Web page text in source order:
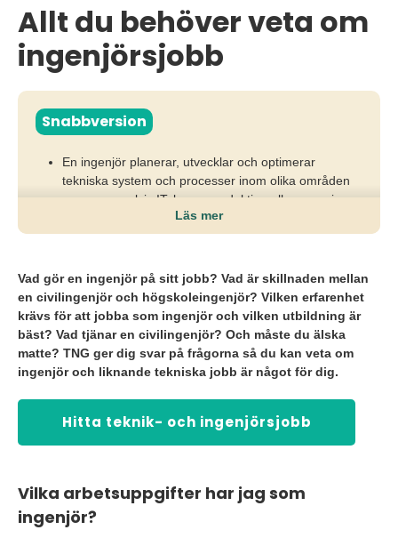
Allt du behöver veta om
ingenjörsjobb
Snabbversion
En ingenjör planerar, utvecklar och optimerar
tekniska system och processer inom olika områden
som exempelvis IT, bygg, produktion eller energi.
Rollen kräver problemlösning, analytiskt tänkande
Ingenjörer efterfrågas i många branscher, med
varierande specialiseringar och karriärvägar.
Läs mer
Vad gör en ingenjör på sitt jobb? Vad är skillnaden mellan
en civilingenjör och högskoleingenjör? Vilken erfarenhet
krävs för att jobba som ingenjör och vilken utbildning är
bäst? Vad tjänar en civilingenjör? Och måste du älska
matte? TNG ger dig svar på frågorna så du kan veta om
ingenjör och liknande tekniska jobb är något för dig.
Hitta teknik- och ingenjörsjobb
Vilka arbetsuppgifter har jag som
ingenjör?